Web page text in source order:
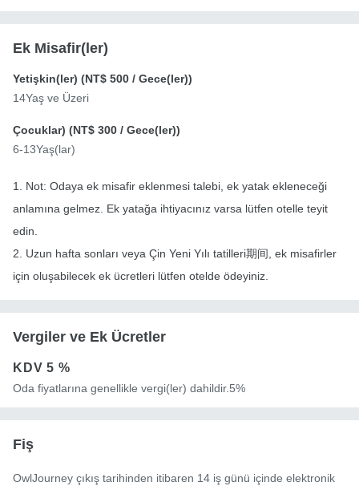
Ek Misafir(ler)
Yetişkin(ler) (NT$ 500 / Gece(ler))
14Yaş ve Üzeri
Çocuklar) (NT$ 300 / Gece(ler))
6-13Yaş(lar)
1. Not: Odaya ek misafir eklenmesi talebi, ek yatak ekleneceği
anlamına gelmez. Ek yatağa ihtiyacınız varsa lütfen otelle teyit
edin.
2. Uzun hafta sonları veya Çin Yeni Yılı tatilleri期间, ek misafirler
için oluşabilecek ek ücretleri lütfen otelde ödeyiniz.
Vergiler ve Ek Ücretler
KDV5 %
Oda fiyatlarına genellikle vergi(ler) dahildir.5%
Fiş
OwlJourney çıkış tarihinden itibaren 14 iş günü içinde elektronik